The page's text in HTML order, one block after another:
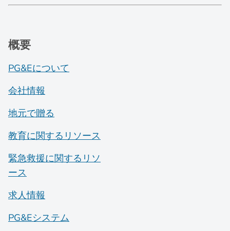
概要
PG&Eについて
会社情報
地元で贈る
教育に関するリソース
緊急救援に関するリソ
ース
求人情報
PG&Eシステム